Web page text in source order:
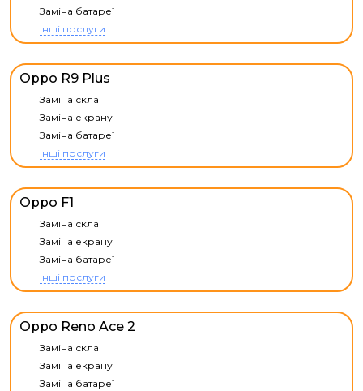
Заміна батареї
Інші послуги
Oppo R9 Plus
Заміна скла
Заміна екрану
Заміна батареї
Інші послуги
Oppo F1
Заміна скла
Заміна екрану
Заміна батареї
Інші послуги
Oppo Reno Ace 2
Заміна скла
Заміна екрану
Заміна батареї